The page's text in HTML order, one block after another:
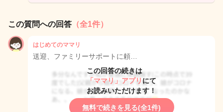
この質問への回答 （全1件）
はじめてのママリ
送迎、ファミリーサポートに頼…
この回答の続きは
「ママリ」アプリ にて
お読みいただけます！
無料で続きを見る(全1件)